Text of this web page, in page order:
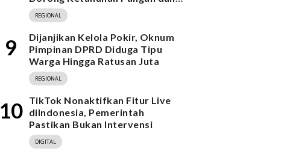
Program MBG
REGIONAL
9
Dijanjikan Kelola Pokir, Oknum
Pimpinan DPRD Diduga Tipu
Warga Hingga Ratusan Juta
REGIONAL
10 TikTok Nonaktifkan Fitur Live
diIndonesia, Pemerintah
Pastikan Bukan Intervensi
DIGITAL